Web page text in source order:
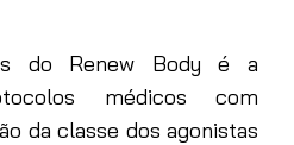
do Renew Body é a
médicos com
da classe dos agonistas